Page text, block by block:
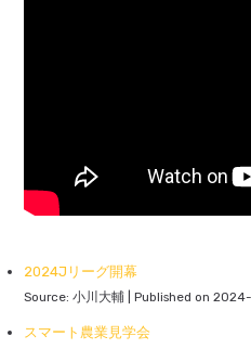
2024Jリーグ開幕
Source: 小川大輔 Published on
スマート農業見学会